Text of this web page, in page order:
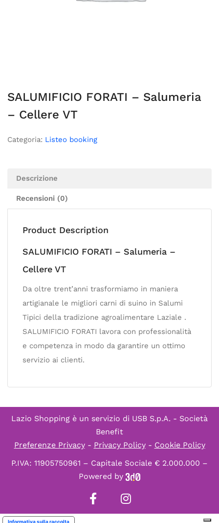
SALUMIFICIO FORATI – Salumeria
– Cellere VT
Categoria: Listeo booking
Descrizione
Recensioni (0)
Product Description
SALUMIFICIO FORATI – Salumeria –
Cellere VT
Da oltre trent’anni trasformiamo in maniera
artigianale le migliori carni di suino in Salumi
Tipici della tradizione agroalimentare Laziale .
SALUMIFICIO FORATI lavora con professionalità
e competenza in modo da garantire un ottimo
servizio ai clienti.
Lazio Shopping è un servizio di USB S.p.A. - Società
Benefit
Preferenze Privacy- Privacy Policy- Cookie Policy
P.IVA: 11905750961 – Capitale Sociale € 2.000.000 –
Powered by
Informativa sulla raccolta